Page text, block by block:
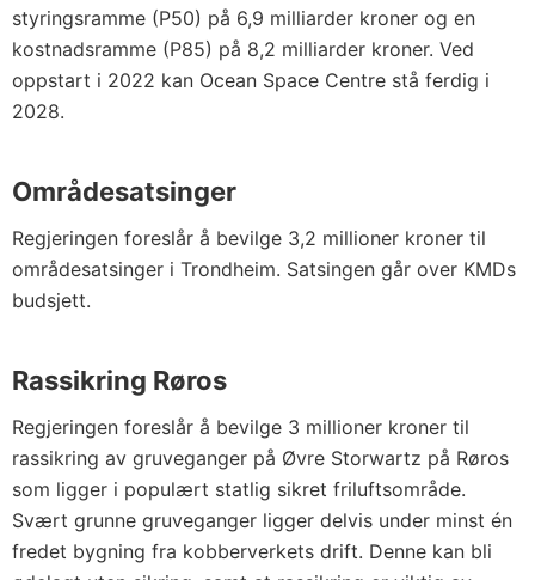
styringsramme (P50) på 6,9 milliarder kroner og en
kostnadsramme (P85) på 8,2 milliarder kroner. Ved
oppstart i 2022 kan Ocean Space Centre stå ferdig i
2028.
Områdesatsinger
Regjeringen foreslår å bevilge 3,2 millioner kroner til
områdesatsinger i Trondheim. Satsingen går over KMDs
budsjett.
Rassikring Røros
Regjeringen foreslår å bevilge 3 millioner kroner til
rassikring av gruveganger på Øvre Storwartz på Røros
som ligger i populært statlig sikret friluftsområde.
Svært grunne gruveganger ligger delvis under minst én
fredet bygning fra kobberverkets drift. Denne kan bli